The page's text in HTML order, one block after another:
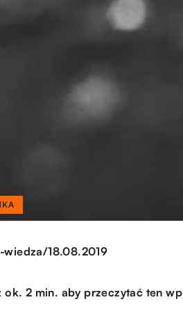
wiedza/18.08.2019
ok. 2 min. aby przeczytać ten